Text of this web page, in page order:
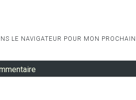
LE NAVIGATEUR POUR MON PROCHAIN